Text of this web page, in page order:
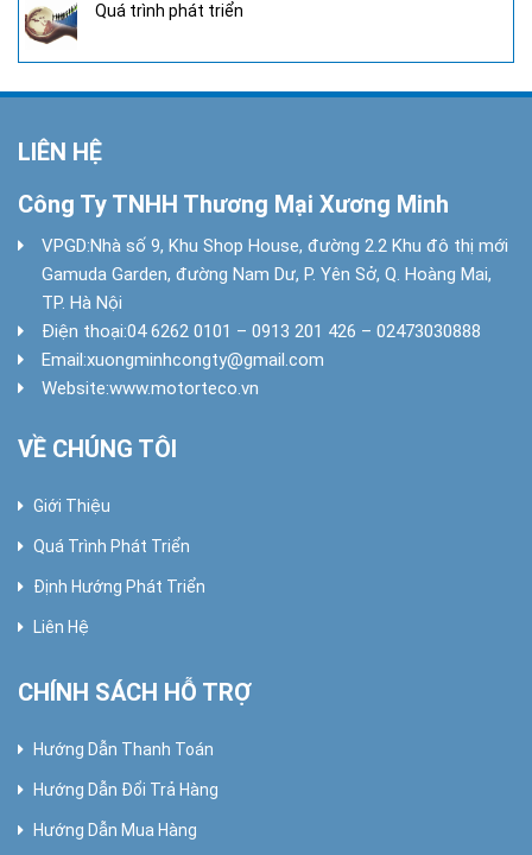
Quá trình phát triển
LIÊN HỆ
Công Ty TNHH Thương Mại Xương Minh
VPGD:Nhà số 9, Khu Shop House, đường 2.2 Khu đô thị mới
Gamuda Garden, đường Nam Dư, P. Yên Sở, Q. Hoàng Mai,
TP. Hà Nội
Điện thoại:04 6262 0101 – 0913 201 426 – 02473030888
Email:xuongminhcongty@gmail.com
Website:www.motorteco.vn
VỀ CHÚNG TÔI
Giới Thiệu
Quá Trình Phát Triển
Định Hướng Phát Triển
Liên Hệ
CHÍNH SÁCH HỖ TRỢ
Hướng Dẫn Thanh Toán
Hướng Dẫn Đổi Trả Hàng
Hướng Dẫn Mua Hàng